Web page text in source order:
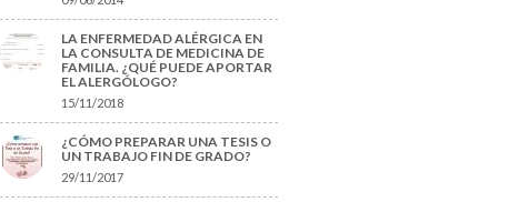
LA ENFERMEDAD ALÉRGICA EN
LA CONSULTA DE MEDICINA DE
FAMILIA. ¿QUÉ PUEDE APORTAR
EL ALERGÓLOGO?
15/11/2018
¿CÓMO PREPARAR UNA TESIS O
UN TRABAJO FIN DE GRADO?
29/11/2017